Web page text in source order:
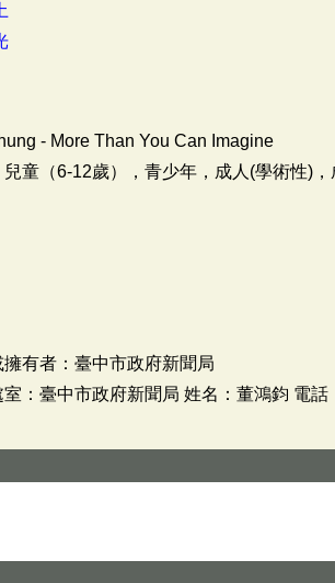
- More Than You Can Imagine
童（6-12歲），青少年，成人(學術性)
有者：臺中市政府新聞局
：臺中市政府新聞局 姓名：董鴻鈞 電